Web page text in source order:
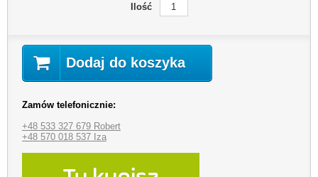
Ilość
Dodaj do koszyka
Zamów telefonicznie:
+48 533 327 679 Robert
+48 570 018 537 Iza